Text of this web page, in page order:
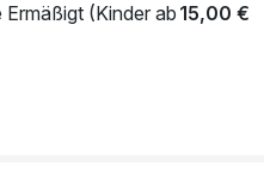
(Kinder ab15,00 €